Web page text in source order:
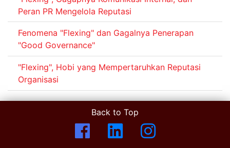
Peran PR Mengelola Reputasi
Fenomena "Flexing" dan Gagalnya Penerapan
"Good Governance"
"Flexing", Hobi yang Mempertaruhkan Reputasi
Organisasi
Back to Top